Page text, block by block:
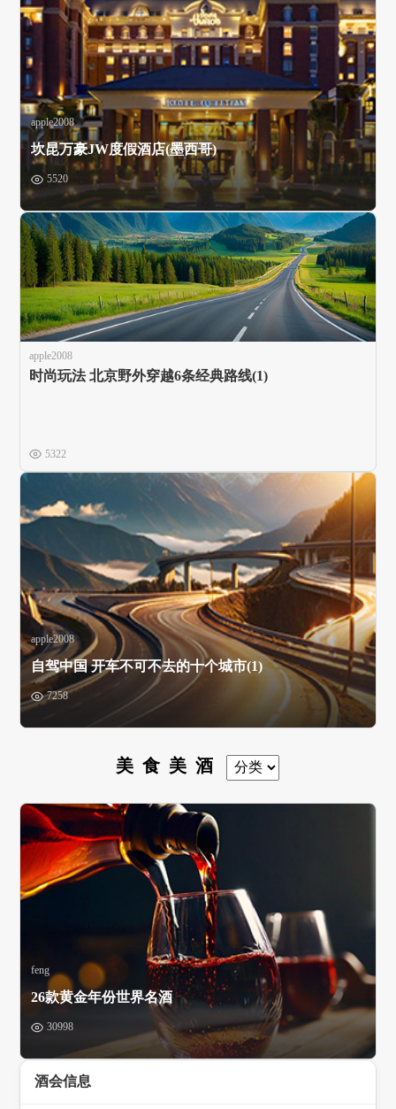
apple2008
坎昆万豪JW度假酒店(墨西哥)
5520
apple2008
时尚玩法 北京野外穿越6条经典路线(1)
5322
apple2008
自驾中国 开车不可不去的十个城市(1)
7258
美食美酒
feng
26款黄金年份世界名酒
30998
酒会信息